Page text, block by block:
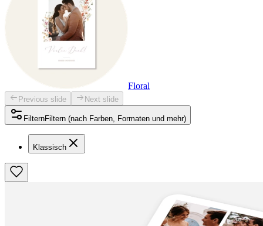
Floral
Previous slide Next slide
FilternFiltern (nach Farben, Formaten und mehr)
Klassisch